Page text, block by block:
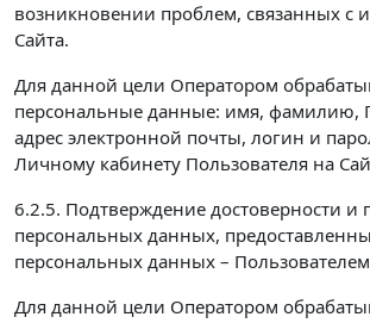
возникновении проблем, связанных с
Сайта.
Для данной цели Оператором
персональные данные: имя, фамилию,
адрес электронной почты, логин и
Личному кабинету Пользователя на
6.2.5. Подтверждение достоверности и
персональных данных,
персональных данных –
Для данной цели Оператором